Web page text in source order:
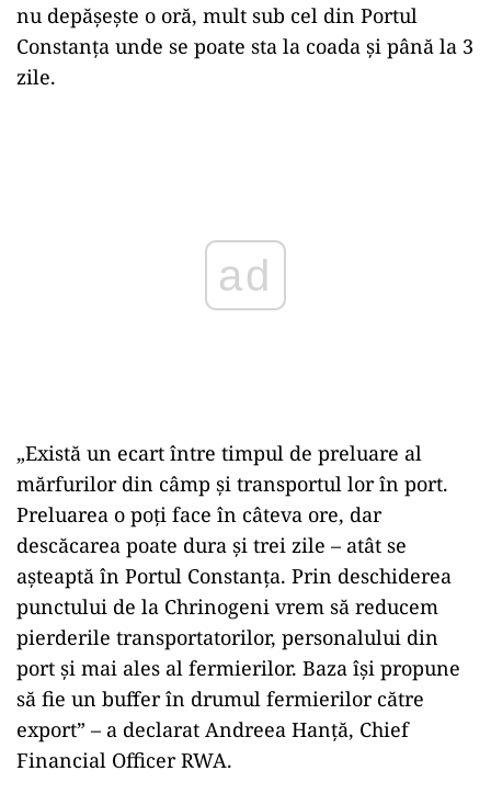
nu depășește o oră, mult sub cel din Portul
Constanța unde se poate sta la coada și până la 3
zile.
„Există un ecart între timpul de preluare al
mărfurilor din câmp și transportul lor în port.
Preluarea o poți face în câteva ore, dar
descăcarea poate dura și trei zile – atât se
așteaptă în Portul Constanța. Prin deschiderea
punctului de la Chrinogeni vrem să reducem
pierderile transportatorilor, personalului din
port și mai ales al fermierilor. Baza își propune
să fie un buffer în drumul fermierilor către
export” – a declarat Andreea Hanță, Chief
Financial Officer RWA.